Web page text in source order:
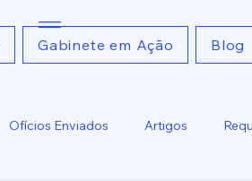
Gabinete em Ação Blog
Ofícios Enviados Artigos